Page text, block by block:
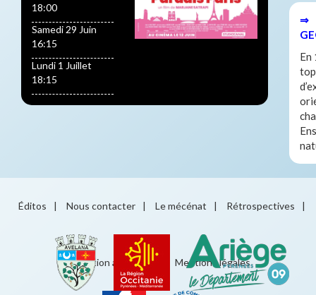
18:00
Samedi 29 Juin
16:15
Lundi 1 Juillet
18:15
⇒
En
Éditos | Nous contacter | Le mécénat | Rétrospectives |
Éducation artistique Mentions légales